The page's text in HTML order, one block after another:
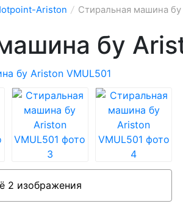
Ariston / Стиральная машина бу
бу
2 изображения